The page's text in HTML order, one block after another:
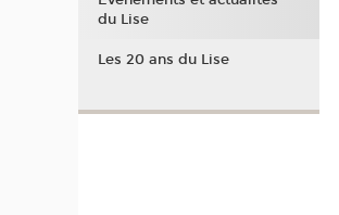
du Lise
Les 20 ans du Lise